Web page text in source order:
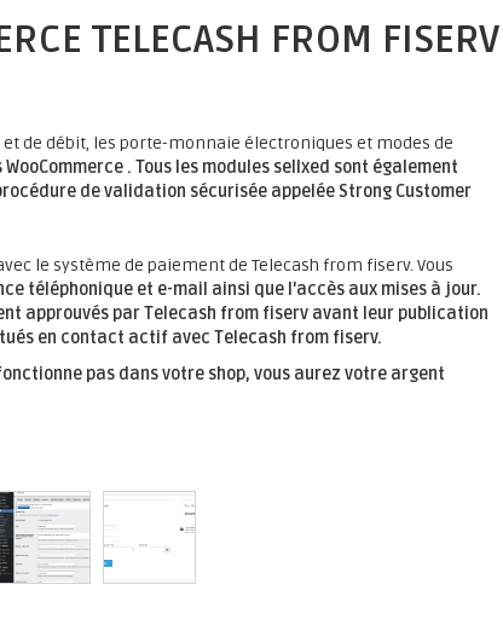
TELECASH FROM FISERV
de débit, les porte-monnaie électroniques et modes de
WooCommerce . Tous les modules sellxed sont également
de validation sécurisée appelée Strong Customer
le système de paiement de Telecash from fiserv. Vous
téléphonique et e-mail ainsi que l'accès aux mises à jour.
approuvés par Telecash from fiserv avant leur publication
en contact actif avec Telecash from fiserv.
pas dans votre shop, vous aurez votre argent